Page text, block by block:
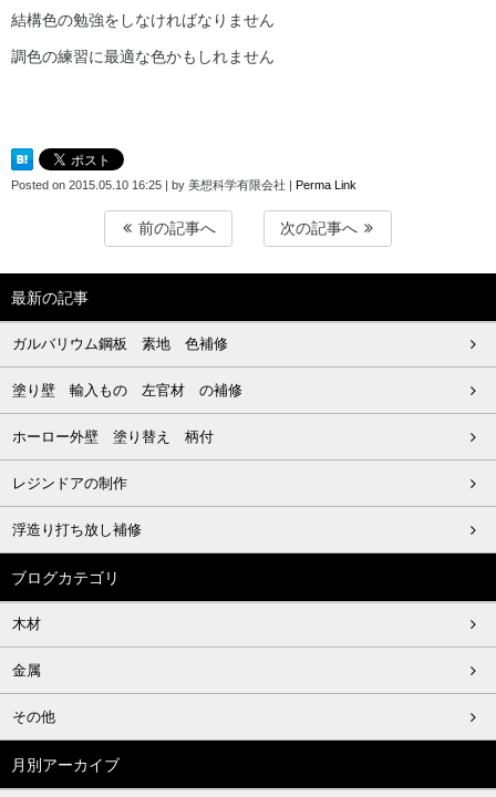
結構色の勉強をしなければなりません
調色の練習に最適な色かもしれません
Posted on 2015.05.10 16:25 by 美想科学有限会社 Perma Link
前の記事へ 次の記事へ
最新の記事
ガルバリウム鋼板 素地 色補修
塗り壁 輸入もの 左官材 の補修
ホーロー外壁 塗り替え 柄付
レジンドアの制作
浮造り打ち放し補修
ブログカテゴリ
木材
金属
その他
月別アーカイブ